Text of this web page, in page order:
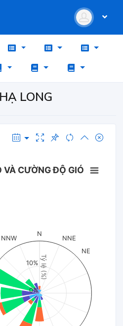
LONG
Tỷ lệ (%)
VÀ CƯỜNG ĐỘ GIÓ
N
NNE
NE
NNW
0%
10%